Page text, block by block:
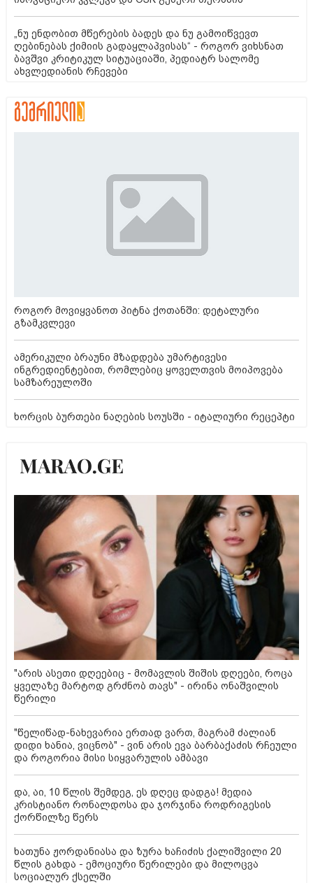
„ნუ ენდობით მწერების ბადეს და ნუ გამოიწვევთ
ღებინებას ქიმიის გადაყლაპვისას“ - როგორ ვიხსნათ
ბავშვი კრიტიკულ სიტუაციაში, პედიატრ სალომე
ახვლედიანის რჩევები
როგორ მოვიყვანოთ პიტნა ქოთანში: დეტალური
გზამკვლევი
ამერიკული ბრაუნი მზადდება უმარტივესი
ინგრედიენტებით, რომლებიც ყოველთვის მოიპოვება
სამზარეულოში
ხორცის ბურთები ნაღების სოუსში - იტალიური რეცეპტი
"არის ასეთი დღეებიც - მომავლის შიშის დღეები, როცა
ყველაზე მარტოდ გრძნობ თავს" - ირინა ონაშვილის
წერილი
"წელიწად-ნახევარია ერთად ვართ, მაგრამ ძალიან
დიდი ხანია, ვიცნობ" - ვინ არის ევა ბარბაქაძის რჩეული
და როგორია მისი სიყვარულის ამბავი
და, აი, 10 წლის შემდეგ, ეს დღეც დადგა! მედია
კრისტიანო რონალდოსა და ჯორჯინა როდრიგესის
ქორწილზე წერს
ხათუნა ჟორდანიასა და ზურა ხაჩიძის ქალიშვილი 20
წლის გახდა - ემოციური წერილები და მილოცვა
სოციალურ ქსელში